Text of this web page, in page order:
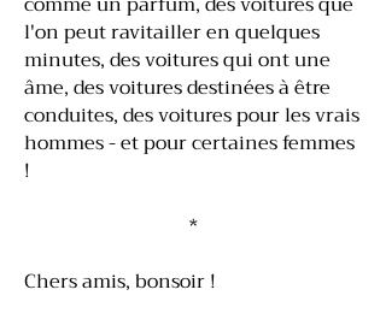
l'on peut ravitailler en quelques
minutes, des voitures qui ont une
âme, des voitures destinées à être
conduites, des voitures pour les vrais
hommes - et pour certaines femmes
!
*
Chers amis, bonsoir !